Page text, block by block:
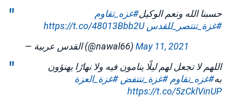
حسبنا الله ونعم الوكيل#غزه_تقاوم
#غزة_تنتصر_للقدس https://t.co/48013Bbb2U
— القدس عربية (@nawal66) May 11, 2021
اللهم لا تجعل لهم ليلًا ينامون فيه ولا نهارًا يهنؤون
به#غزه_تقاوم #غزة_تنتفض #غزة_العزة
https://t.co/5zCklVinUP